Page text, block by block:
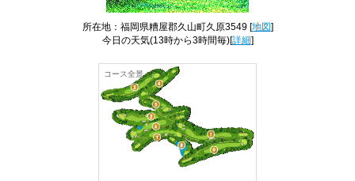
所在地：福岡県糟屋郡久山町久原3549 [地図]
今日の天気(13時から3時間毎)[詳細]
コース全景